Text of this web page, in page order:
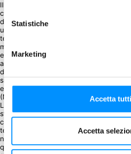
Statistiche
Marketing
Accetta tutti
Accetta
Il gioco ti proietta direttamente
capitolo della saga, basandosi
del 2002. Nei panni dei membri della
unire le forze per esplorare la sinistra
terrificante campagna a mondo aperto.
motore survival horror dei precedenti
e Resident Evil 3, questo capitolo
aggiornate: l'esplorazione diventa
della mappa vengono posizionati
si aprono le porte, e i giocatori sono
enigmi per sbloccare i passaggi o a
(NPC) in preziose missioni secondarie.
La gestione delle risorse è l'autentico
strategica. In una campagna che si
complessive, ogni singola decisione ha
termine: ogni proiettile va contato con
non rappresenta quasi mai l'unica via di
quando attaccare i mostri o quando